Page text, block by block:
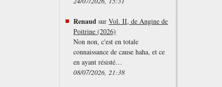
Renaud surVol. II, de Angine de
Poitrine (2026)
Non non, c'est en totale
connaissance de cause haha, et ce
en ayant résisté…
08/07/2026, 21:38